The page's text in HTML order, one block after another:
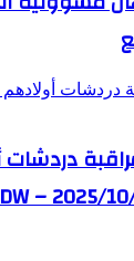
دردشات
دردشات